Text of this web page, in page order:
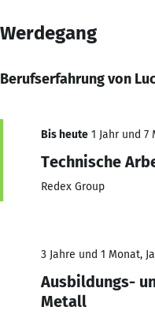
Werdegang
Berufserfahrung von
Bis heute 1 Jahr und 7
Technische
Redex Group
3 Jahre und 1 Monat,
Ausbildungs-
Metall